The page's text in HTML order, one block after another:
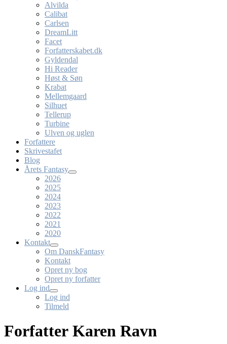
Alvilda
Calibat
Carlsen
DreamLitt
Facet
Forfatterskabet.dk
Gyldendal
Hi Reader
Høst & Søn
Krabat
Mellemgaard
Silhuet
Tellerup
Turbine
Ulven og uglen
Forfattere
Skrivestafet
Blog
Årets Fantasy
2026
2025
2024
2023
2022
2021
2020
Kontakt
Om DanskFantasy
Kontakt
Opret ny bog
Opret ny forfatter
Log ind
Log ind
Tilmeld
Forfatter Karen Ravn